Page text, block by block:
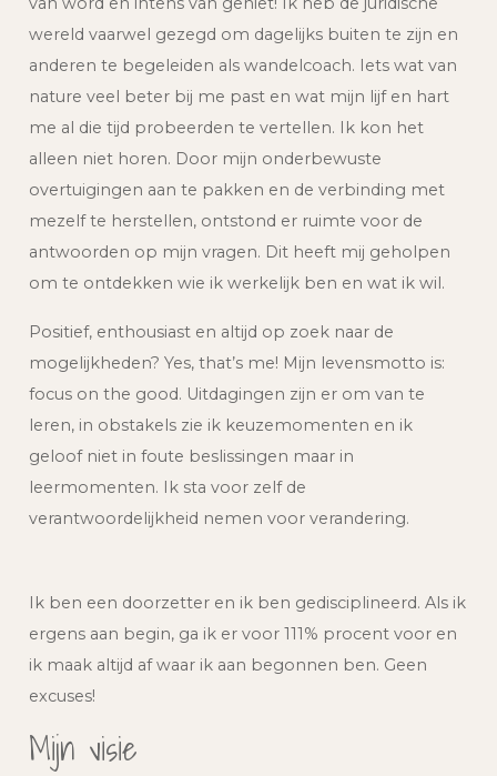
wereld vaarwel gezegd om dagelijks buiten te zijn en
anderen te begeleiden als wandelcoach. Iets wat van
nature veel beter bij me past en wat mijn lijf en hart
me al die tijd probeerden te vertellen. Ik kon het
alleen niet horen. Door mijn onderbewuste
overtuigingen aan te pakken en de verbinding met
mezelf te herstellen, ontstond er ruimte voor de
antwoorden op mijn vragen. Dit heeft mij geholpen
om te ontdekken wie ik werkelijk ben en wat ik wil.
Positief, enthousiast en altijd op zoek naar de
mogelijkheden? Yes, that’s me! Mijn levensmotto is:
focus on the good. Uitdagingen zijn er om van te
leren, in obstakels zie ik keuzemomenten en ik
geloof niet in foute beslissingen maar in
leermomenten. Ik sta voor zelf de
verantwoordelijkheid nemen voor verandering.
Ik ben een doorzetter en ik ben gedisciplineerd. Als ik
ergens aan begin, ga ik er voor 111% procent voor en
ik maak altijd af waar ik aan begonnen ben. Geen
excuses!
Mijn visie